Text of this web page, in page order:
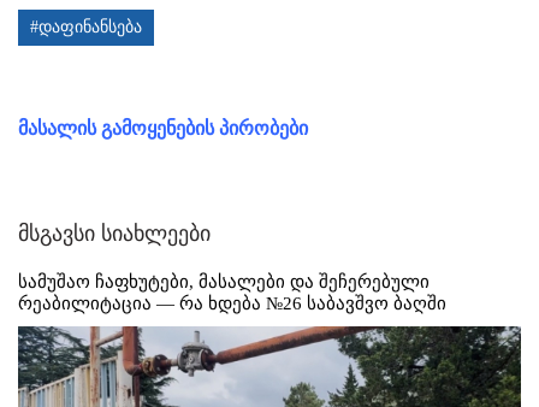
#დაფინანსება
მასალის გამოყენების პირობები
მსგავსი სიახლეები
სამუშაო ჩაფხუტები, მასალები და შეჩერებული
რეაბილიტაცია — რა ხდება №26 საბავშვო ბაღში